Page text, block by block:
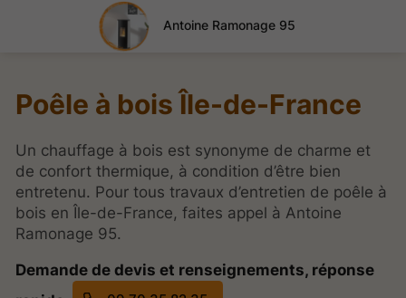
Antoine Ramonage 95
Poêle à bois Île-de-France
Un chauffage à bois est synonyme de charme et
de confort thermique, à condition d’être bien
entretenu. Pour tous travaux d’entretien de poêle à
bois en Île-de-France, faites appel à Antoine
Ramonage 95.
Demande de devis et renseignements, réponse